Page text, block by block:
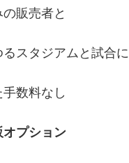
販売者と
スタジアムと試合に
数料なし
プション